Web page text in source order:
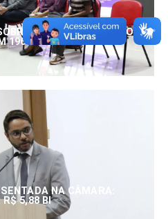
EDUARDO SERRANO,
1960
NA CÂMARA:
R$ 5,88 BI